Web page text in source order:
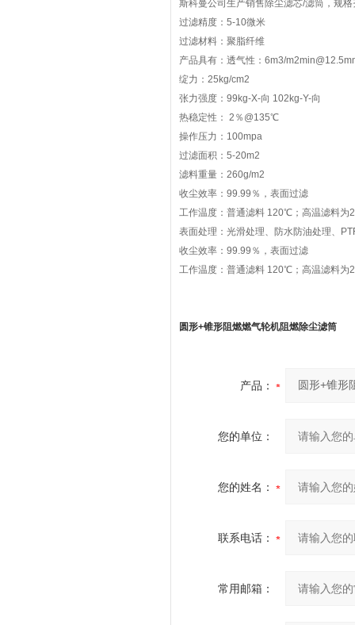
斯科曼公司生产销售除尘滤芯/滤筒，规
过滤精度：5-10微米
过滤材料：聚脂纤维
产品具有：透气性：6m3/
绽力：25kg/cm2
张力强度：99kg-X-向 102kg-Y-向
热稳定性： 2％@135℃
操作压力：100mpa
过滤面积：5-20m2
滤料重量：260g/m2
收尘效率：99.99％，表面过滤
工作温度：普通滤料 120℃；高温滤料为
表面处理：光滑处理、防水防油处理、
收尘效率：99.99％，表面过滤
工作温度：普通滤料 120℃；高温滤料为
圆形+锥形阻燃燃气轮机阻燃除尘滤筒
产品：
您的单位：
您的姓名：
联系电话：
常用邮箱：